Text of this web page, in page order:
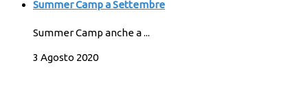
Summer Camp a Settembre
Summer Camp anche a ...
3 Agosto 2020